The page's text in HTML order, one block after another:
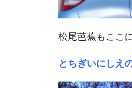
松尾芭蕉もこ
とちぎいにしえ